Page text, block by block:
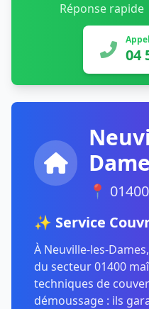
Réponse rapide
04
📍
✨ Service
À Neuville-les-
du secteur 01400
techniques de
démoussage : ils